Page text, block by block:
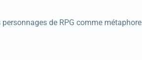
de RPG comme métaphore